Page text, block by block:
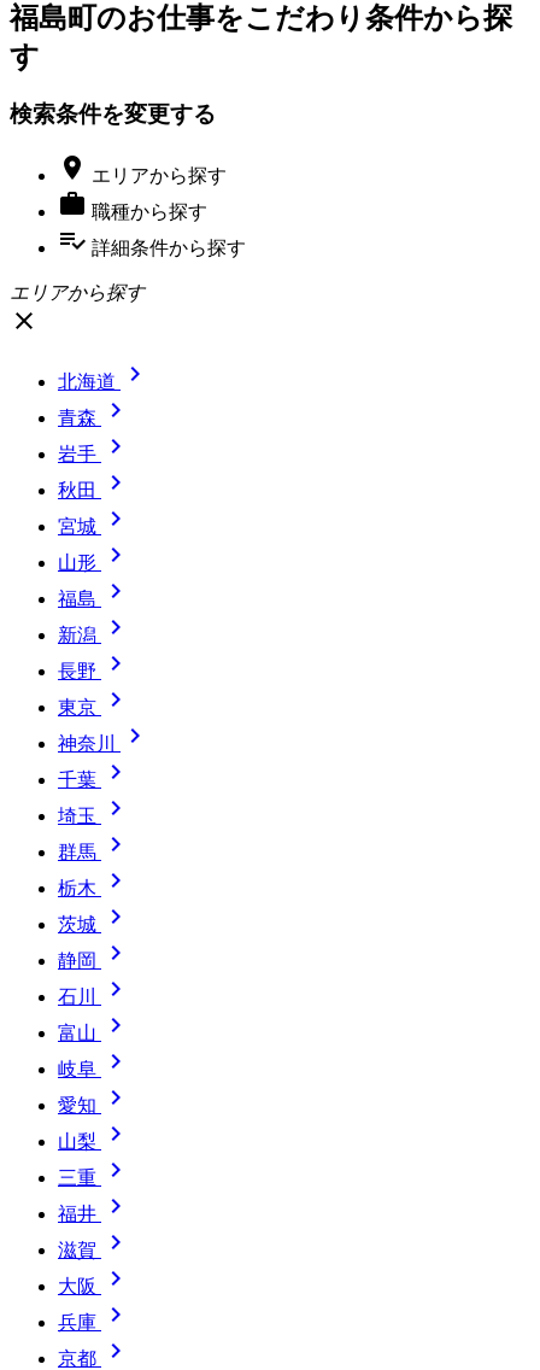
福島町のお仕事をこだわり条件から探
す
検索条件を変更する
 エリアから探す
 職種から探す
playlist_add_check 詳細条件から探す
エリアから探す
close
北海道 
青森 
岩手 
秋田 
宮城 
山形 
福島 
新潟 
長野 
東京 
神奈川 
千葉 
埼玉 
群馬 
栃木 
茨城 
静岡 
石川 
富山 
岐阜 
愛知 
山梨 
三重 
福井 
滋賀 
大阪 
兵庫 
京都 